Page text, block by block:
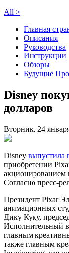
All >
Главная
Описания
Руководства
Инструкции
Обзоры
Будущие
Disney
долларов
Вторник, 24
Disney выпустила
приобретении
акционированием
Согласно пресс-
Президент Pixar
анимационных
Дику Куку,
Исполнительный
главным
также главным